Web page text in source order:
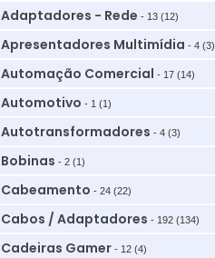
Adaptadores - Rede - 13 (12)
Apresentadores Multimídia - 4 (3)
Automação Comercial - 17 (14)
Automotivo - 1 (1)
Autotransformadores - 4 (3)
Bobinas - 2 (1)
Cabeamento - 24 (22)
Cabos / Adaptadores - 192 (134)
Cadeiras Gamer- 12 (4)